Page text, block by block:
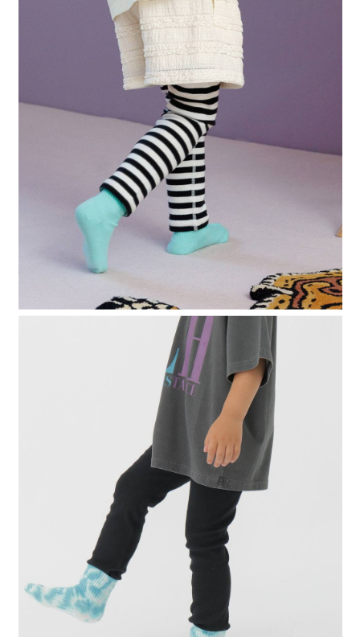
1.本服務係由「台灣大哥大股份有限公司」（以下簡稱本公司）所提供，讓
用戶於交易時，得透過本服務購買商品或服務，並由商店將買賣／分期付款
買賣價金債權讓與本公司後，依約使用本公司帳單繳交帳款。
2.基於同意付款使用「大哥付你分期」之契約關係目的，商店將以您的個人
資料（包含姓名、電話或地址）提供予台灣大哥大進項蒐集、處理及利用，
由本公司與您本人進行分期帳單所需資料之確認、核對及更正。
3.完整用戶服務條款，請詳閱以下連結：https://oppay.tw/userRule
３．收到繳費通知簡訊後14天內，點擊此簡訊中的連結，可透過四大超商／
ATM／網路銀行／等多元方式進行付款，方視為交易完成。
※ 請注意：結帳手續完成當下不需立刻繳費，但若您需要取消訂單，請聯絡
購買商品的店家。未經商家同意取消之訂單仍視為有效，需透過AFTEE先享
※ 交易是否成功請以「AFTEE先享後付 」之結帳頁面顯示為準，若有關於
是否繳費成功／繳費後需取消欲退款等相關疑問，請聯繫「AFTEE先享後付
客戶支援中心」
https://netprotections.freshdesk.com/support/home
１．透過由恩沛科技股份有限公司提供之「AFTEE先享後付」服務完成之交
易，需依本服務之必要範圍內提供個人資料，並將交易相關給付款項請求債
權轉讓予恩沛科技股份有限公司。
２．關於個人資料處理事宜，請瀏覽以下網址：
３．未成年的使用者請事先徵得法定代理人或監護人之同意方可使用
「AFTEE先享後付」，若未經同意申辦者引起之損失，本公司不負相關責
４．使用「AFTEE先享後付」時，將依據個別帳號之用戶狀況，依本公司即
時審查核予不同之上限額度；若仍有額度不足之情形，本公司將視審查結果
５．嚴禁一人註冊多個帳號或使用他人資訊註冊。若發現惡意使用之情形，
恩沛科技股份有限公司將有權停止該用戶之使用額度並採取法律行動。
每筆NT$80，滿NT$1,500(含以上)免運費
每筆NT$80，滿NT$1,500(含以上)免運費
宅配
每筆NT$80，滿NT$1,500(含以上)免運費